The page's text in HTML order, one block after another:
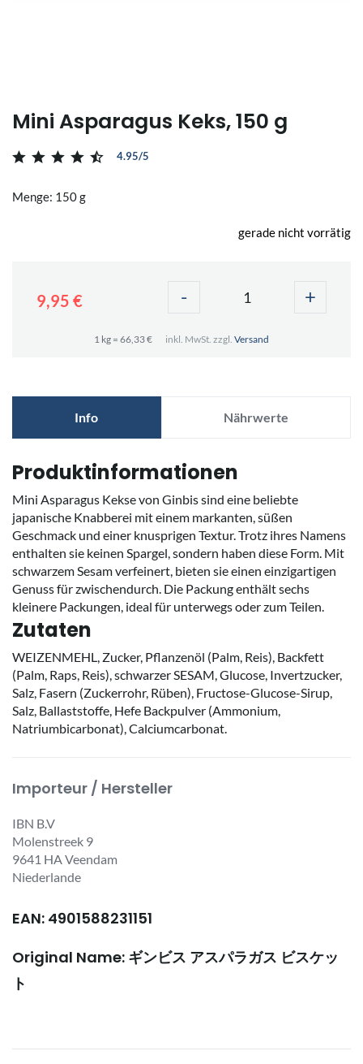
Mini Asparagus Keks, 150 g
4.95/5
Menge: 150 g
gerade nicht vorrätig
9,95 € - +
1 kg = 66,33 € inkl. MwSt. zzgl. Versand
Info Nährwerte
Produktinformationen
Mini Asparagus Kekse von Ginbis sind eine beliebte
japanische Knabberei mit einem markanten, süßen
Geschmack und einer knusprigen Textur. Trotz ihres Namens
enthalten sie keinen Spargel, sondern haben diese Form. Mit
schwarzem Sesam verfeinert, bieten sie einen einzigartigen
Genuss für zwischendurch. Die Packung enthält sechs
kleinere Packungen, ideal für unterwegs oder zum Teilen.
Zutaten
WEIZENMEHL, Zucker, Pflanzenöl (Palm, Reis), Backfett
(Palm, Raps, Reis), schwarzer SESAM, Glucose, Invertzucker,
Salz, Fasern (Zuckerrohr, Rüben), Fructose-Glucose-Sirup,
Salz, Ballaststoffe, Hefe Backpulver (Ammonium,
Natriumbicarbonat), Calciumcarbonat.
Importeur / Hersteller
IBN B.V
Molenstreek 9
9641 HA Veendam
Niederlande
EAN: 4901588231151
Original Name: ギンビス アスパラガス ビスケッ
ト